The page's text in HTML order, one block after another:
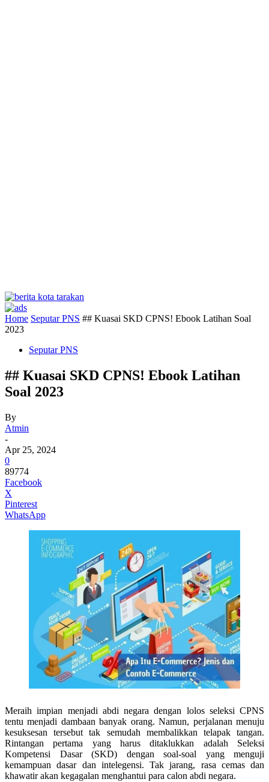
Home Seputar PNS ## Kuasai SKD CPNS! Ebook Latihan Soal
2023
Seputar PNS
## Kuasai SKD CPNS! Ebook Latihan
Soal 2023
By
Atmin
-
Apr 25, 2024
0
89774
Facebook
X
Pinterest
WhatsApp
Meraih impian menjadi abdi negara dengan lolos seleksi CPNS
tentu menjadi dambaan banyak orang. Namun, perjalanan menuju
kesuksesan tersebut tak semudah membalikkan telapak tangan.
Rintangan pertama yang harus ditaklukkan adalah Seleksi
Kompetensi Dasar (SKD) dengan soal-soal yang menguji
kemampuan dasar dan intelegensi. Tak jarang, rasa cemas dan
khawatir akan kegagalan menghantui para calon abdi negara.